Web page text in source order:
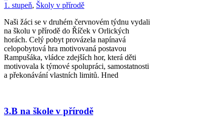
1. stupeň, Školy v přírodě
Naši žáci se v druhém červnovém týdnu vydali
na školu v přírodě do Říček v Orlických
horách. Celý pobyt provázela napínavá
celopobytová hra motivovaná postavou
Rampušáka, vládce zdejších hor, která děti
motivovala k týmové spolupráci, samostatnosti
a překonávání vlastních limitů. Hned
3.B na škole v přírodě